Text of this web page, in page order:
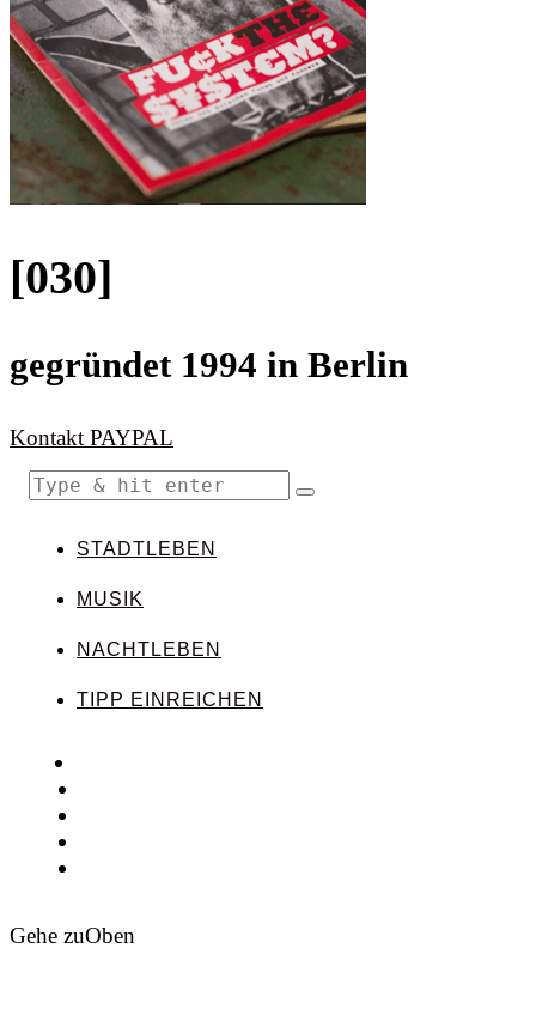
[030]
gegründet 1994 in Berlin
Kontakt PAYPAL
STADTLEBEN
MUSIK
NACHTLEBEN
TIPP EINREICHEN
Gehe zuOben